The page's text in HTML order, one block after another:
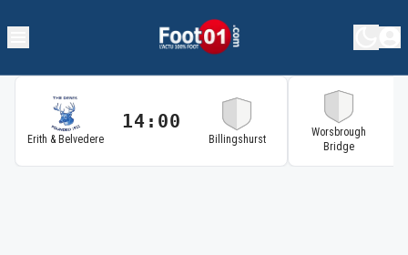
Erith & Belvedere
14:00
Billingshurst
Worsbrough
Bridge